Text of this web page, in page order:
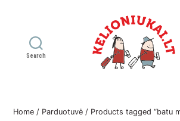
Kelioniukai
Home / Parduotuvė / Products tagged “batu
Search